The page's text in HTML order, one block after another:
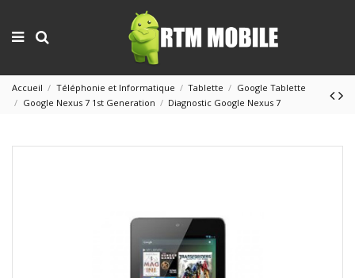
Accueil Téléphonie et Informatique Tablette
Google Tablette
Google Nexus 7 1st Generation
Diagnostic Google Nexus 7